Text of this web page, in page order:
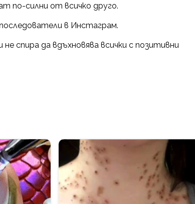
по-силни от всичко друго.
в Инстаграм.
спира да вдъхновява всички с позитивни